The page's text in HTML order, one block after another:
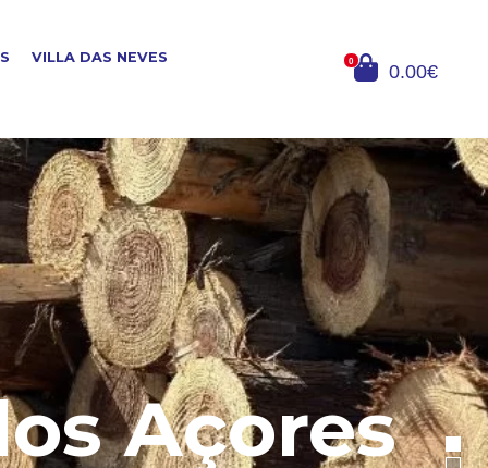
VILLA DAS NEVES 0 0.00€
Açores